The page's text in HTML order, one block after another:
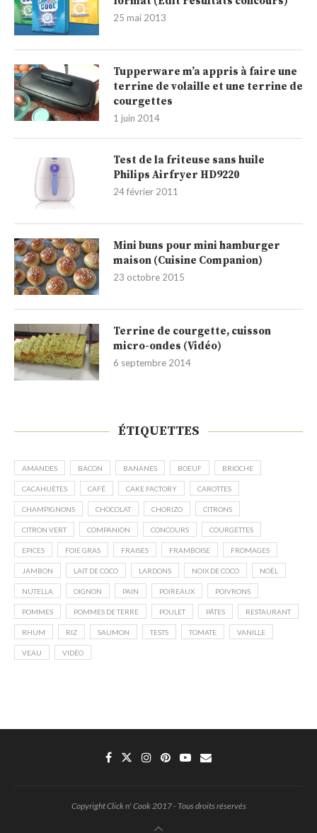
25 mai 2013
Tupperware m’a appris à faire une
terrine de volaille et une terrine de
courgettes
1 juin 2014
Test de la friteuse sans huile
Philips Airfryer HD9220
24 février 2011
Mini buns pour mini hamburger
maison (Cuisine Companion)
23 octobre 2015
Terrine de courgette, cuisson
micro-ondes (Vidéo)
6 septembre 2014
ÉTIQUETTES
AMANDES BACON BANANES BOEUF BRIOCHE
CACAHUÈTES CAFÉ CAKE FACTORY CAROTTES
CHAMPIGNONS CHOCOLAT CHORIZO CITRONS
CITRON VERT COMPANION CONCOURS COURGETTES
EPICES FOIE GRAS FRAISES FRAMBOISE FROMAGES
JAMBON LAIT DE COCO LARDONS NOIX DE COCO NOËL
NUTELLA OIGNON PAIN POIREAUX POIVRONS
POMMES POMMES DE TERRE POULET PÂTES RESTAURANT
RHUM RIZ SAUMON TESTS TOMATE VANILLE
VEAU VIDÉO
Copyright Click n' Cook 2017 - Tous droits réservés